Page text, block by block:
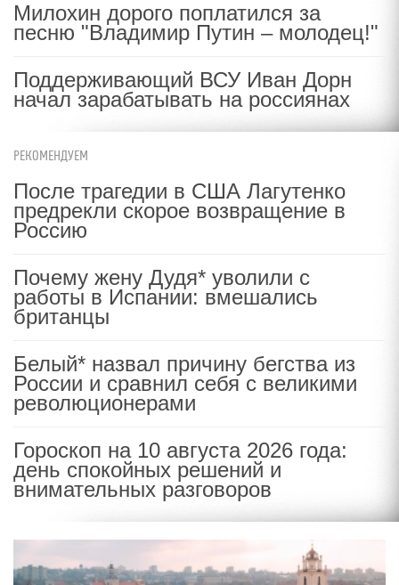
Милохин дорого поплатился за
песню "Владимир Путин – молодец!"
Поддерживающий ВСУ Иван Дорн
начал зарабатывать на россиянах
РЕКОМЕНДУЕМ
После трагедии в США Лагутенко
предрекли скорое возвращение в
Россию
Почему жену Дудя* уволили с
работы в Испании: вмешались
британцы
Белый* назвал причину бегства из
России и сравнил себя с великими
революционерами
Гороскоп на 10 августа 2026 года:
день спокойных решений и
внимательных разговоров